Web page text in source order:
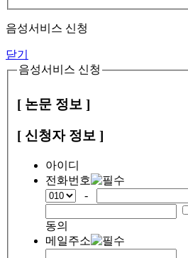
음성서비스 신청
닫기
음성서비스 신청
[ 논문 정보 ]
[ 신청자 정보 ]
아이디
전화번호
-
동의
메일주소